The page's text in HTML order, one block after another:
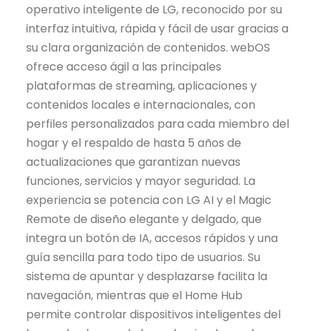
operativo inteligente de LG, reconocido por su
interfaz intuitiva, rápida y fácil de usar gracias a
su clara organización de contenidos. webOS
ofrece acceso ágil a las principales
plataformas de streaming, aplicaciones y
contenidos locales e internacionales, con
perfiles personalizados para cada miembro del
hogar y el respaldo de hasta 5 años de
actualizaciones que garantizan nuevas
funciones, servicios y mayor seguridad. La
experiencia se potencia con LG AI y el Magic
Remote de diseño elegante y delgado, que
integra un botón de IA, accesos rápidos y una
guía sencilla para todo tipo de usuarios. Su
sistema de apuntar y desplazarse facilita la
navegación, mientras que el Home Hub
permite controlar dispositivos inteligentes del